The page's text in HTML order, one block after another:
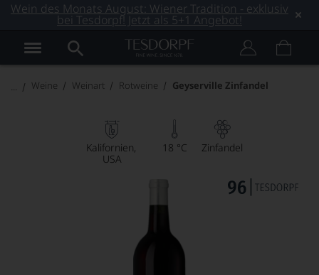
Wein des Monats August: Wiener Tradition - exklusiv
bei Tesdorpf! Jetzt als 5+1 Angebot!
Weine Weinart Rotweine Geyserville Zinfandel
Kalifornien
USA
18 °C Zinfandel